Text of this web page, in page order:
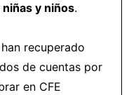
niñas y niños.
han recuperado
de cuentas por
en CFE